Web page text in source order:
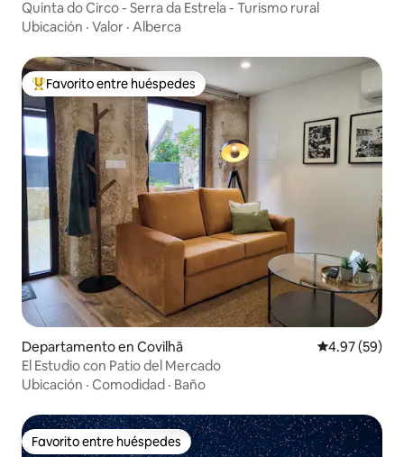
Quinta do Circo - Serra da Estrela - Turismo rural
Ubicación · Valor · Alberca
De los mejores en Favorito entre huéspedes
Favorito entre huéspedes
Departamento en Covilhã Calificación
4.97 (59)
El Estudio con Patio del Mercado
Ubicación · Comodidad · Baño
Favorito entre huéspedes
Favorito entre huéspedes